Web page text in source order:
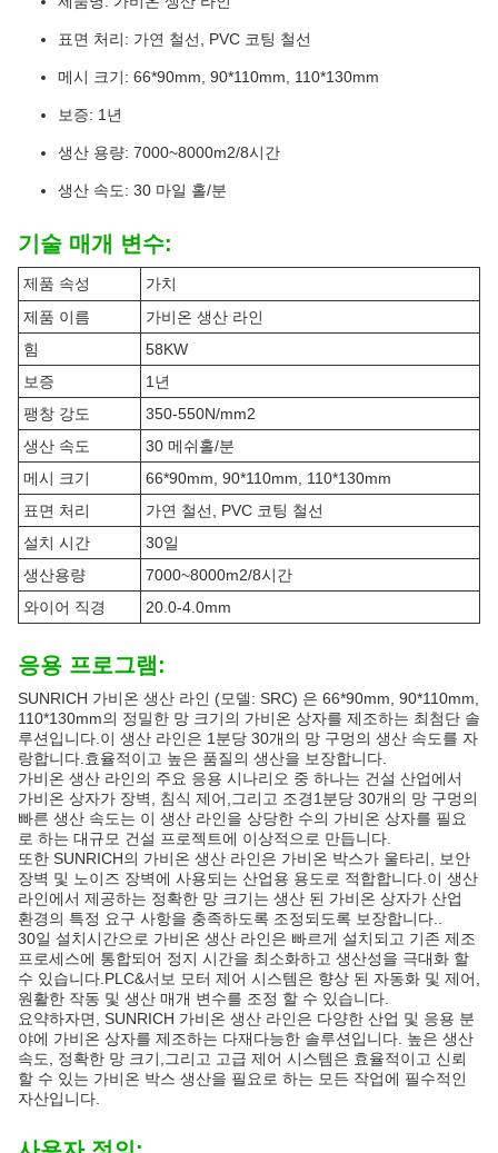
표면 처리: 가연 철선, PVC 코팅 철선
메시 크기: 66*90mm, 90*110mm, 110*130mm
보증: 1년
생산 용량: 7000~8000m2/8시간
생산 속도: 30 마일 홀/분
기술 매개 변수:
제품 속성
가치
제품 이름
가비온 생산 라인
힘
58KW
보증
1년
팽창 강도
350-550N/mm2
생산 속도
30 메쉬홀/분
메시 크기
66*90mm, 90*110mm, 110*130mm
표면 처리
가연 철선, PVC 코팅 철선
설치 시간
30일
생산용량
7000~8000m2/8시간
와이어 직경
20.0-4.0mm
응용 프로그램:
SUNRICH 가비온 생산 라인 (모델: SRC) 은 66*90mm, 90*110mm,
110*130mm의 정밀한 망 크기의 가비온 상자를 제조하는 최첨단 솔
루션입니다.이 생산 라인은 1분당 30개의 망 구멍의 생산 속도를 자
랑합니다.효율적이고 높은 품질의 생산을 보장합니다.
가비온 생산 라인의 주요 응용 시나리오 중 하나는 건설 산업에서
가비온 상자가 장벽, 침식 제어,그리고 조경1분당 30개의 망 구멍의
빠른 생산 속도는 이 생산 라인을 상당한 수의 가비온 상자를 필요
로 하는 대규모 건설 프로젝트에 이상적으로 만듭니다.
또한 SUNRICH의 가비온 생산 라인은 가비온 박스가 울타리, 보안
장벽 및 노이즈 장벽에 사용되는 산업용 용도로 적합합니다.이 생산
라인에서 제공하는 정확한 망 크기는 생산 된 가비온 상자가 산업
환경의 특정 요구 사항을 충족하도록 조정되도록 보장합니다..
30일 설치시간으로 가비온 생산 라인은 빠르게 설치되고 기존 제조
프로세스에 통합되어 정지 시간을 최소화하고 생산성을 극대화 할
수 있습니다.PLC&서보 모터 제어 시스템은 향상 된 자동화 및 제어,
원활한 작동 및 생산 매개 변수를 조정 할 수 있습니다.
요약하자면, SUNRICH 가비온 생산 라인은 다양한 산업 및 응용 분
야에 가비온 상자를 제조하는 다재다능한 솔루션입니다. 높은 생산
속도, 정확한 망 크기,그리고 고급 제어 시스템은 효율적이고 신뢰
할 수 있는 가비온 박스 생산을 필요로 하는 모든 작업에 필수적인
자산입니다.